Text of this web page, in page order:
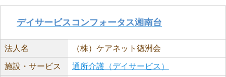
デイサービスコンフォータス湘南台
法人名 （株）ケアネット徳洲会
施設・サービス 通所介護（デイサービス）